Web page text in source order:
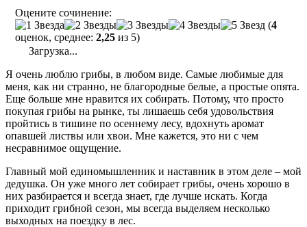
Оцените сочинение:
(4
оценок, среднее: 2,25 из 5)
Загрузка...
Я очень люблю грибы, в любом виде. Самые любимые для
меня, как ни странно, не благородные белые, а простые опята.
Еще больше мне нравится их собирать. Потому, что просто
покупая грибы на рынке, ты лишаешь себя удовольствия
пройтись в тишине по осеннему лесу, вдохнуть аромат
опавшей листвы или хвои. Мне кажется, это ни с чем
несравнимое ощущение.
Главный мой единомышленник и наставник в этом деле – мой
дедушка. Он уже много лет собирает грибы, очень хорошо в
них разбирается и всегда знает, где лучше искать. Когда
приходит грибной сезон, мы всегда выделяем несколько
выходных на поездку в лес.